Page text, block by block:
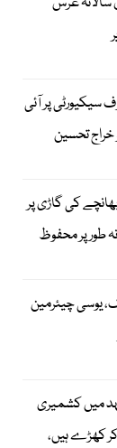
سیکیورٹی پر آئی
خراج تحسین
کی گاڑی پر
طور پر محفوظ
یوسی چیئرمین
میں کشمیری
کھڑے ہیں،